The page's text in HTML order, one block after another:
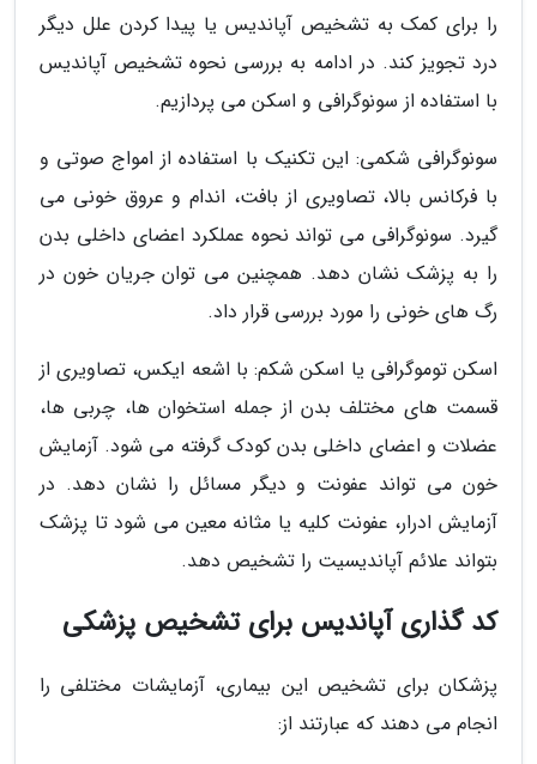
را برای کمک به تشخیص آپاندیس یا پیدا کردن علل دیگر
درد تجویز کند. در ادامه به بررسی نحوه تشخیص آپاندیس
با استفاده از سونوگرافی و اسکن می پردازیم.
سونوگرافی شکمی: این تکنیک با استفاده از امواج صوتی و
با فرکانس بالا، تصاویری از بافت، اندام و عروق خونی می
گیرد. سونوگرافی می تواند نحوه عملکرد اعضای داخلی بدن
را به پزشک نشان دهد. همچنین می توان جریان خون در
رگ های خونی را مورد بررسی قرار داد.
اسکن توموگرافی یا اسکن شکم: با اشعه ایکس، تصاویری از
قسمت های مختلف بدن از جمله استخوان ها، چربی ها،
عضلات و اعضای داخلی بدن کودک گرفته می شود. آزمایش
خون می تواند عفونت و دیگر مسائل را نشان دهد. در
آزمایش ادرار، عفونت کلیه یا مثانه معین می شود تا پزشک
بتواند علائم آپاندیسیت را تشخیص دهد.
کد گذاری آپاندیس برای تشخیص پزشکی
پزشکان برای تشخیص این بیماری، آزمایشات مختلفی را
انجام می دهند که عبارتند از: